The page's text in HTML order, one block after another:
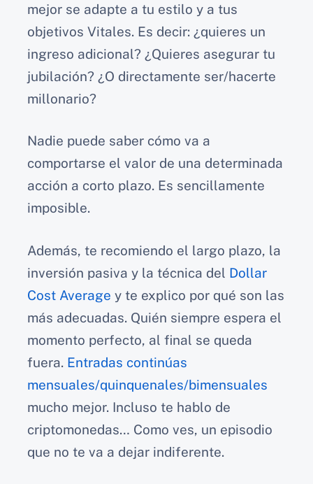
mejor se adapte a tu estilo y a tus
objetivos Vitales. Es decir: ¿quieres un
ingreso adicional? ¿Quieres asegurar tu
jubilación? ¿O directamente ser/hacerte
millonario?
Nadie puede saber cómo va a
comportarse el valor de una determinada
acción a corto plazo. Es sencillamente
imposible.
Además, te recomiendo el largo plazo, la
inversión pasiva y la técnica del Dollar
Cost Average y te explico por qué son las
más adecuadas. Quién siempre espera el
momento perfecto, al final se queda
fuera. Entradas continúas
mensuales/quinquenales/bimensuales
mucho mejor. Incluso te hablo de
criptomonedas… Como ves, un episodio
que no te va a dejar indiferente.